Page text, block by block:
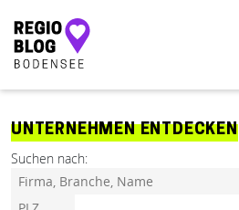
Hauptnavigation
UNTERNEHMEN ENTDECKEN
Suchen nach: